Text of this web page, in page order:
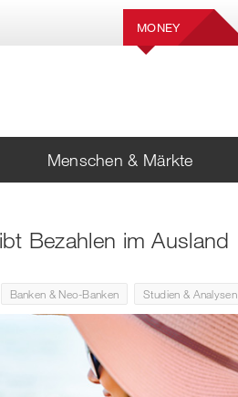
MONEY
Menschen & Märkte
Bezahlen im Ausland
Banken & Neo-Banken Studien & Analysen